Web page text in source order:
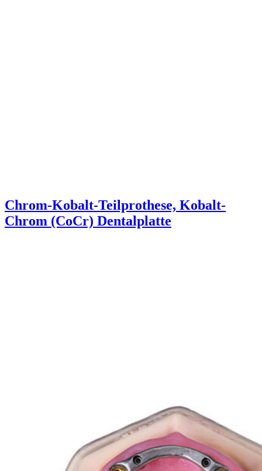
Chrom-Kobalt-Teilprothese, Kobalt-
Chrom (CoCr) Dentalplatte